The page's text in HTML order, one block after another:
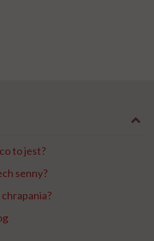
to jest?
senny?
chrapania?